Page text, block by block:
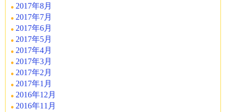
2017年8月
2017年7月
2017年6月
2017年5月
2017年4月
2017年3月
2017年2月
2017年1月
2016年12月
2016年11月